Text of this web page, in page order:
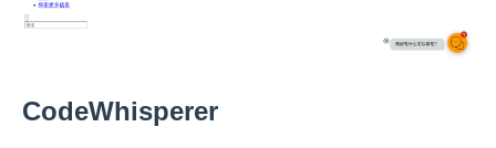
CodeWhisperer